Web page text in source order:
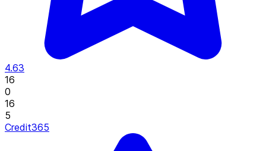
4.63
16
0
16
5
Credit365